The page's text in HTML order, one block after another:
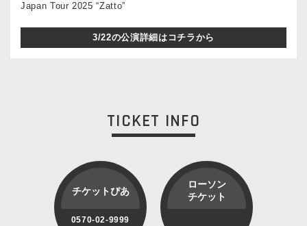
Japan Tour 2025 “Zatto”
3/22の公演詳細はコチラから
TICKET INFO
チケットぴあ
0570-02-9999
ローソン
チケット